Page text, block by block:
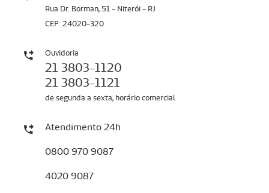
Rua Dr. Borman, 51 - Niterói - RJ
CEP: 24020-320
Ouvidoria
21 3803-1120
21 3803-1121
de segunda a sexta, horário comercial
Atendimento 24h
0800 970 9087
4020 9087